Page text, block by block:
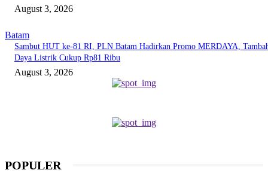
August 3, 2026
Batam
Sambut HUT ke-81 RI, PLN Batam Hadirkan Promo MERDAYA,
Daya Listrik Cukup Rp81 Ribu
August 3, 2026
POPULER